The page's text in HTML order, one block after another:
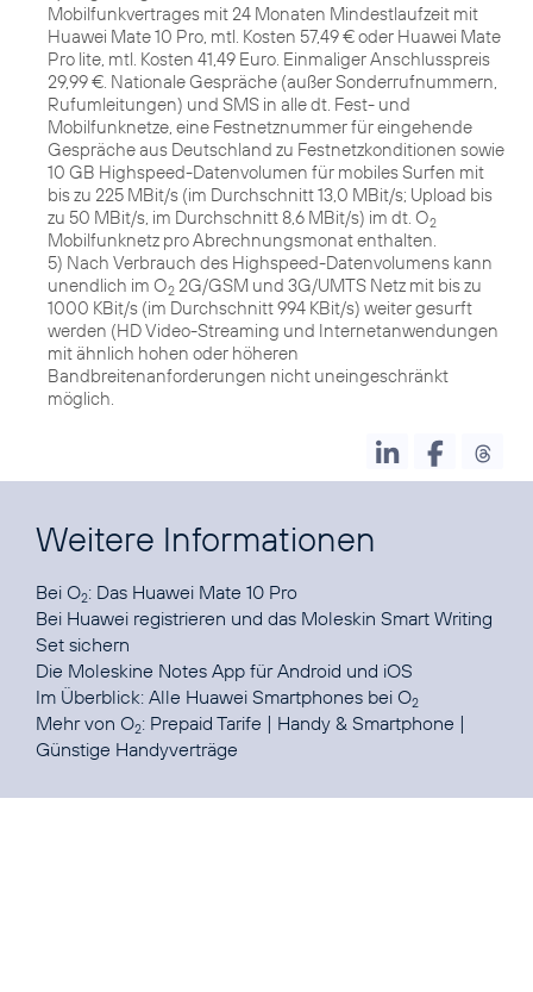
Mobilfunkvertrages mit 24 Monaten Mindestlaufzeit mit
Huawei Mate 10 Pro, mtl. Kosten 57,49 € oder Huawei Mate
Pro lite, mtl. Kosten 41,49 Euro. Einmaliger Anschlusspreis
29,99 €. Nationale Gespräche (außer Sonderrufnummern,
Rufumleitungen) und SMS in alle dt. Fest- und
Mobilfunknetze, eine Festnetznummer für eingehende
Gespräche aus Deutschland zu Festnetzkonditionen sowie
10 GB Highspeed-Datenvolumen für mobiles Surfen mit
bis zu 225 MBit/s (im Durchschnitt 13,0 MBit/s; Upload bis
zu 50 MBit/s, im Durchschnitt 8,6 MBit/s) im dt. O2
Mobilfunknetz pro Abrechnungsmonat enthalten.
5) Nach Verbrauch des Highspeed-Datenvolumens kann
unendlich im O2 2G/GSM und 3G/UMTS Netz mit bis zu
1000 KBit/s (im Durchschnitt 994 KBit/s) weiter gesurft
werden (HD Video-Streaming und Internetanwendungen
mit ähnlich hohen oder höheren
Bandbreitenanforderungen nicht uneingeschränkt
möglich.
Weitere Informationen
Bei O2: Das Huawei Mate 10 Pro
Bei Huawei registrieren und das Moleskin Smart Writing
Set sichern
Die Moleskine Notes App fürAndroid und iOS
Im Überblick: Alle Huawei Smartphones bei O2
Mehr von O2: Prepaid Tarife | Handy & Smartphone |
Günstige Handyverträge